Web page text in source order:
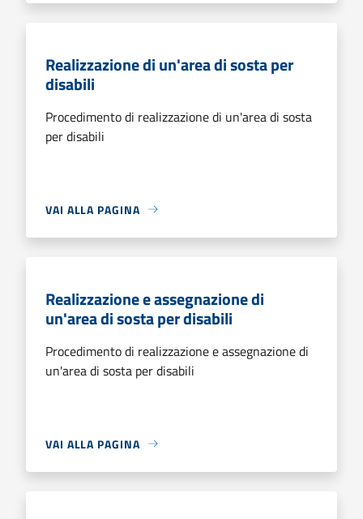
Realizzazione di un'area di sosta per
disabili
Procedimento di realizzazione di un'area di sosta
per disabili
VAI ALLA PAGINA
Realizzazione e assegnazione di
un'area di sosta per disabili
Procedimento di realizzazione e assegnazione di
un'area di sosta per disabili
VAI ALLA PAGINA